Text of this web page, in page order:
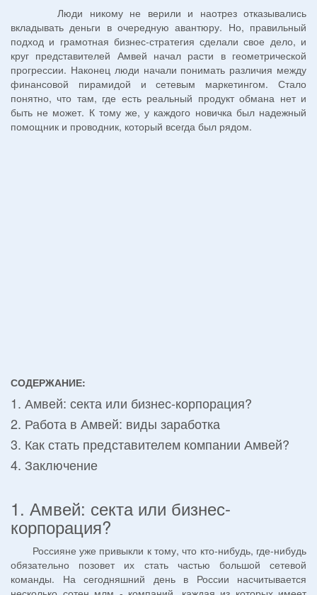
Люди никому не верили и наотрез отказывались
вкладывать деньги в очередную авантюру. Но, правильный
подход и грамотная бизнес-стратегия сделали свое дело, и
круг представителей Амвей начал расти в геометрической
прогрессии. Наконец люди начали понимать различия между
финансовой пирамидой и сетевым маркетингом. Стало
понятно, что там, где есть реальный продукт обмана нет и
быть не может. К тому же, у каждого новичка был надежный
помощник и проводник, который всегда был рядом.
СОДЕРЖАНИЕ:
1. Амвей: секта или бизнес-корпорация?
2. Работа в Амвей: виды заработка
3. Как стать представителем компании Амвей?
4. Заключение
1. Амвей: секта или бизнес-
корпорация?
Россияне уже привыкли к тому, что кто-нибудь, где-нибудь
обязательно позовет их стать частью большой сетевой
команды. На сегодняшний день в России насчитывается